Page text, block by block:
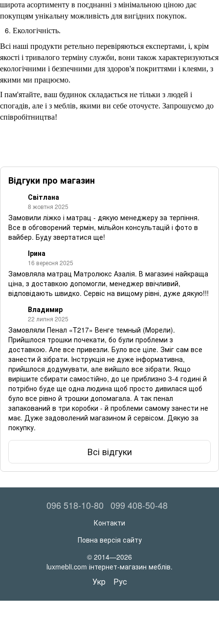
широта асортименту в поєднанні з мінімальною ціною дає
покупцям унікальну можливість для вигідних покупок.
Екологічність.
Всі наші продукти ретельно перевіряються експертами, і, крім
якості і тривалого терміну служби, вони також характеризуються
екологічними і безпечними для здоров'я покриттями і клеями, з
якими ми працюємо.
І пам'ятайте, ваш будинок складається не тільки з людей і
спогадів, але і з меблів, якими ви себе оточуєте. Запрошуємо до
співробітництва!
Відгуки про магазин
Світлана
8 жовтня 2025
Замовили ліжко і матрац - дякую менеджеру за терпіння.
Все в обговорений термін, мільйон консультацій і фото в
вайбер. Буду звертатися ще!
Ірина
16 вересня 2025
Замовляла матрац Матролюкс Азалія. В магазині найкраща
ціна, з доставкою допомогли, менеджер ввічливий,
відповідають швидко. Сервіс на вищому рівні, дуже дякую!!!
Владимир
22 липня 2025
Замовляли Пенал «T217» Венге темный (Морели).
Прийшлося трошки почекати, бо були проблеми з
доставкою. Але все привезли. Було все ціле. Зміг сам все
занести й зібрати. Інструкція не дуже інформативна,
прийшлося додумувати, але вийшло все зібрати. Якщо
вирішите сбирати самостійно, до це приблизно 3-4 годині й
потрібно буде ще одна людина щоб просто дивилася щоб
було все рівно й трошки допомагала. А так пенал
запакований в три коробки - й проблеми самому занести не
має. Дуже задоволений магазином й сервісом. Дякую за
покупку.
Всі відгуки
096 518-10-80 099 408-50-48
Контакти
Повна версія сайту
© 2014—2026
luxmebli.com інтернет-магазин меблів.
Укр Рус